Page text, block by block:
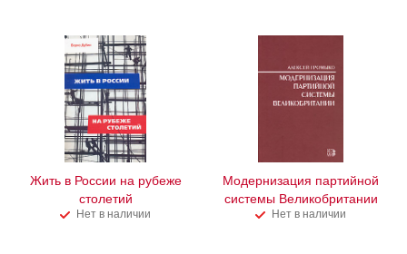
Жить в России на рубеже
столетий
Нет в наличии
Модернизация партийной
системы Великобритании
Нет в наличии